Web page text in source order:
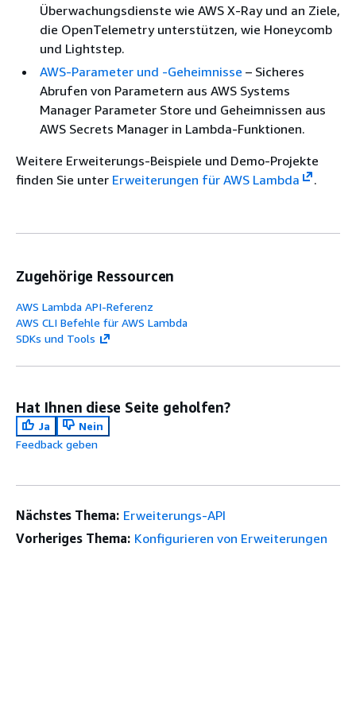
Überwachungsdienste wie AWS X-Ray und an Ziele,
die OpenTelemetry unterstützen, wie Honeycomb
und Lightstep.
AWS-Parameter und -Geheimnisse – Sicheres
Abrufen von Parametern aus AWS Systems
Manager Parameter Store und Geheimnissen aus
AWS Secrets Manager in Lambda-Funktionen.
Weitere Erweiterungs-Beispiele und Demo-Projekte
finden Sie unter Erweiterungen für AWS Lambda .
Zugehörige Ressourcen
AWS Lambda API-Referenz
AWS CLI Befehle für AWS Lambda
SDKs und Tools
Hat Ihnen diese Seite geholfen?
Ja
Nein
Feedback geben
Nächstes Thema: Erweiterungs-API
Vorheriges Thema: Konfigurieren von Erweiterungen